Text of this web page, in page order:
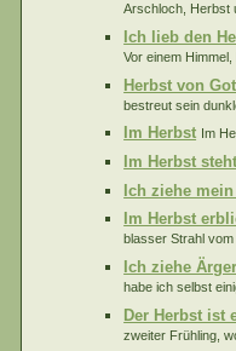
Arschloch, Herbst
Ich lieb den
Vor einem
Herbst von
bestreut sein
Im Herbst Im
Im Herbst
Ich ziehe
Im Herbst
blasser Strahl
Ich ziehe
habe ich selbst
Der Herbst ist
zweiter Frühling,